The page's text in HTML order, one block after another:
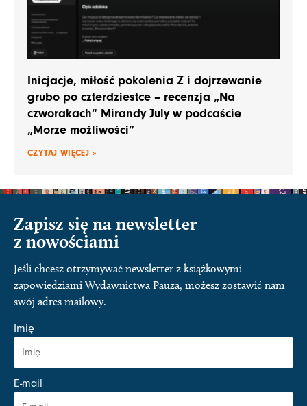
Inicjacje, miłość pokolenia Z i dojrzewanie
grubo po czterdziestce – recenzja „Na
czworakach” Mirandy July w podcaście
„Morze możliwości”
CZYTAJ WIĘCEJ »
Zapisz się na newsletter
z nowościami
Jeśli chcesz otrzymywać newsletter z książkowymi
zapowiedziami Wydawnictwa Pauza, możesz zostawić nam
swój adres mailowy.
Imię
E-mail